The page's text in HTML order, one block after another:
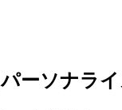
ーソナラ